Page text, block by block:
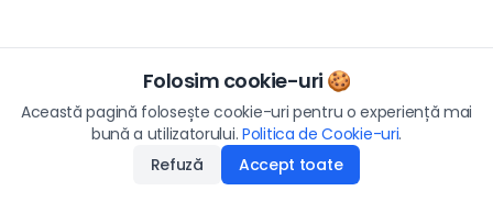
Folosim cookie-uri 🍪
Această pagină folosește cookie-uri pentru o experiență mai
bună a utilizatorului. Politica de Cookie-uri.
Refuză
Accept toate